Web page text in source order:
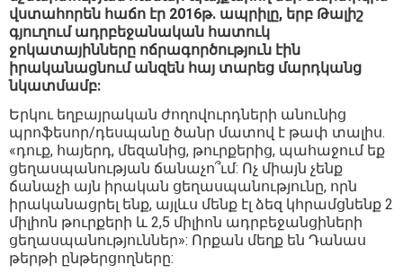
վստահորեն հաճո էր 2016թ. ապրիլը, երբ Թալիշ
գյուղում ադրբեջանական հատուկ
ջոկատայինները ոճրագործություն էին
իրականացնում անզեն հայ տարեց մարդկանց
նկատմամբ:
Երկու եղբայրական ժողովուրդների անունից
պրոֆեսոր/դեսպանը ծանր մատով է թափ տալիս.
«դուք, հայերդ, մեզանից, թուրքերից, պահաջում եք
ցեղասպանության ճանաչո՞ւմ: Ոչ միայն չենք
ճանաչի այն իրական ցեղասպանությունը, որն
իրականացրել ենք, այլևս մենք էլ ձեզ կհրամցնենք 2
միլիոն թուրքերի և 2,5 միլիոն ադրբեջանցիների
ցեղասպանություններ»: Որքան մեղք են Դանաս
թերթի ընթերցողները: